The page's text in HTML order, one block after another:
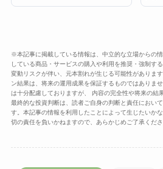
※本記事に掲載している情報は、中立的な立場からの
している商品・サービスの購入や利用を推奨・強制す
変動リスクが伴い、元本割れが生じる可能性がありま
ン結果は、将来の運用成果を保証するものではありま
は十分配慮しておりますが、 内容の完全性や将来の結
最終的な投資判断は、読者ご自身の判断と責任におい
す。本記事の情報を利用したことによって生じたいか
切の責任を負いかねますので、あらかじめご了承くださ